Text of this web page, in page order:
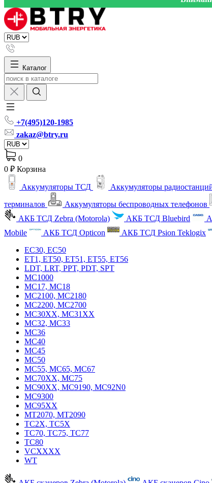
Каталог
+7(495)120-1985
zakaz@btry.ru
0
0 ₽ Корзина
Аккумуляторы ТСД Аккумуляторы
терминалов
Аккумуляторы беспроводных телефонов
АКБ ТСД Zebra (Motorola)
АКБ ТСД Bluebird
Mobile
АКБ ТСД Opticon АКБ ТСД Psion Teklogix
EC30, EC50
ET1, ET50, ET51, ET55, ET56
LDT, LRT, PPT, PDT, SPT
MC1000
MC17, MC18
MC2100, MC2180
MC2200, MC2700
MC30XX, MC31XX
MC32, MC33
MC36
MC40
MC45
MC50
MC55, MC65, MC67
MC70XX, MC75
MC90XX, MC9190, MC92N0
MC9300
MC95XX
MT2070, MT2090
TC2X, TC5X
TC70, TC75, TC77
TC80
VCXXXX
WT